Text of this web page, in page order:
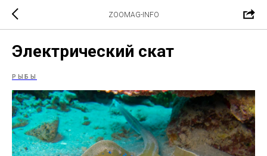
ZOOMAG-INFO
Электрический скат
РЫБЫ